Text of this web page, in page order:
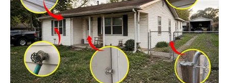
Cari Cepat Info Alutsista